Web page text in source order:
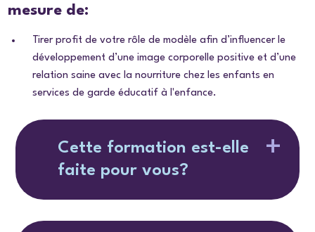
mesure de:
Tirer profit de votre rôle de modèle afin d’influencer le
développement d’une image corporelle positive et d’une
relation saine avec la nourriture chez les enfants en
services de garde éducatif à l'enfance.
Cette formation est-elle
faite pour vous?